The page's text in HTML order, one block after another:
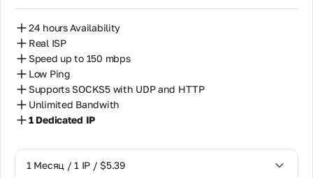
24 hours Availability
Real ISP
Speed up to 150 mbps
Low Ping
Supports SOCKS5 with UDP and HTTP
Unlimited Bandwith
1 Dedicated IP
1 Месяц / 1 IP / $5.39